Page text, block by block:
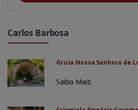
Carlos Barbosa
Gruta Nossa Senhora de
Saiba Mais